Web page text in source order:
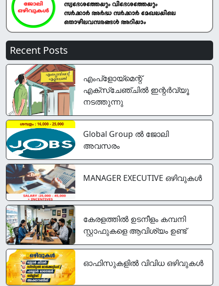
Recent Posts
എംപ്‌ളോയ്‌മെന്റ്
എക്‌സ്‌ചേഞ്ചില്‍ ഇന്റർവ്യൂ
നടത്തുന്നു
Global Group ൽ ജോലി
അവസരം
MANAGER EXECUTIVE ഒഴിവുകൾ
കേരളത്തിൽ ഉടനീളം കമ്പനി
സ്റ്റാഫുകളെ ആവിശ്യം ഉണ്ട്
ഓഫിസുകളിൽ വിവിധ ഒഴിവുകൾ